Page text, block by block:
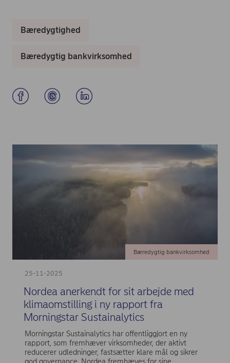
Bæredygtighed
Bæredygtig bankvirksomhed
25-11-2025
Bæredygtig bankvirksomhed
Nordea anerkendt for sit arbejde med
klimaomstilling i ny rapport fra
Morningstar Sustainalytics
Morningstar Sustainalytics har offentliggjort en ny
rapport, som fremhæver virksomheder, der aktivt
reducerer udledninger, fastsætter klare mål og sikrer